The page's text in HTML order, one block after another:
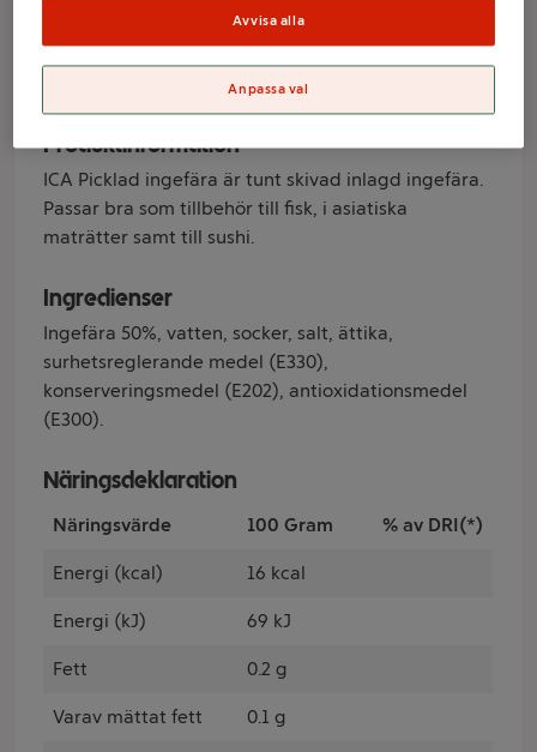
Varumärke
Produktinformation
ICA Picklad ingefära är tunt skivad inlagd ingefära.
Passar bra som tillbehör till fisk, i asiatiska
maträtter samt till sushi.
Ingredienser
Ingefära 50%, vatten, socker, salt, ättika,
surhetsreglerande medel (E330),
konserveringsmedel (E202), antioxidationsmedel
(E300).
Näringsdeklaration
Näringsvärde 100 Gram % av DRI(*)
Energi (kcal) 16 kcal
Energi (kJ) 69 kJ
Fett 0.2 g
Varav mättat fett 0.1 g
Avvisa alla
Anpassa val